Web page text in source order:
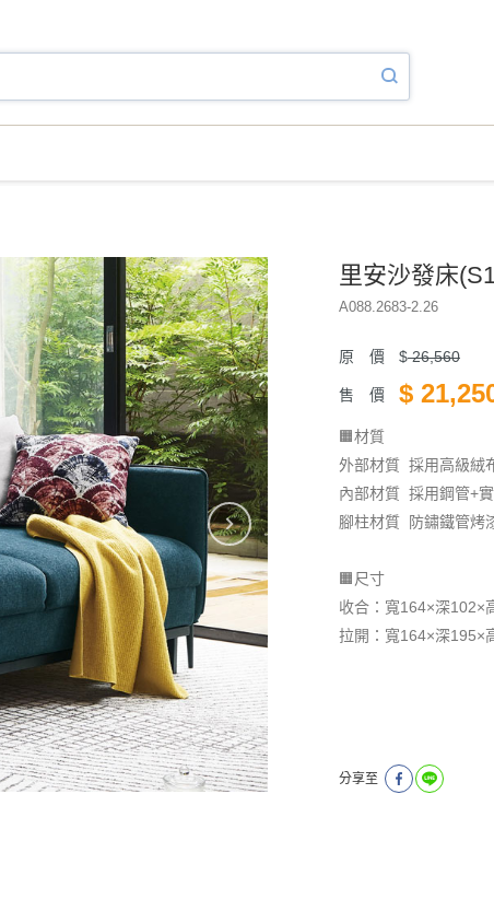
里安沙發床
A088.2683-2.26
原 價 $26,560
售 價 $
🟧材質
外部材質 採用高級絨
內部材質 採用鋼管+
腳柱材質 防鏽鐵管烤
🟧尺寸
收合：寬164×深102×
拉開：寬164×深195×
分享至